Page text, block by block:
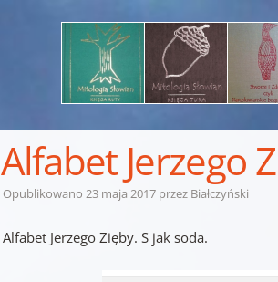
Alfabet Jerzego
Opublikowano23 maja 2017 przez Białczyński
Alfabet Jerzego Zięby. S jak soda.